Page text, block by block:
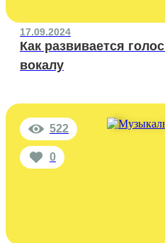
17.09.2024
Как развивается
вокалу
522
0